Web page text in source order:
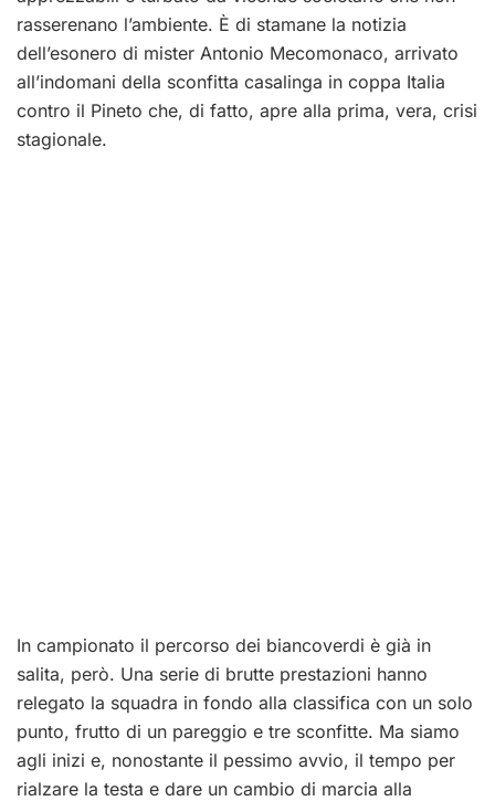
rasserenano l’ambiente. È di stamane la notizia
dell’esonero di mister Antonio Mecomonaco, arrivato
all’indomani della sconfitta casalinga in coppa Italia
contro il Pineto che, di fatto, apre alla prima, vera, crisi
stagionale.
In campionato il percorso dei biancoverdi è già in
salita, però. Una serie di brutte prestazioni hanno
relegato la squadra in fondo alla classifica con un solo
punto, frutto di un pareggio e tre sconfitte. Ma siamo
agli inizi e, nonostante il pessimo avvio, il tempo per
rialzare la testa e dare un cambio di marcia alla